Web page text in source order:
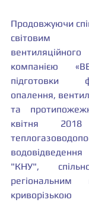
Продовжуючи
світовим
компанією
підготовки
опалення,
та
квітня
"КНУ",